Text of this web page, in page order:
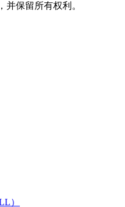
并保留所有权利。
）